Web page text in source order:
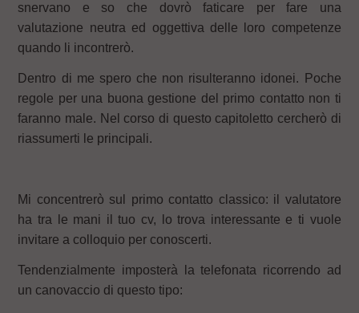
snervano e so che dovrò faticare per fare una
valutazione neutra ed oggettiva delle loro competenze
quando li incontrerò.
Dentro di me spero che non risulteranno idonei. Poche
regole per una buona gestione del primo contatto non ti
faranno male. Nel corso di questo capitoletto cercherò di
riassumerti le principali.
Mi concentrerò sul primo contatto classico: il valutatore
ha tra le mani il tuo cv, lo trova interessante e ti vuole
invitare a colloquio per conoscerti.
Tendenzialmente imposterà la telefonata ricorrendo ad
un canovaccio di questo tipo: